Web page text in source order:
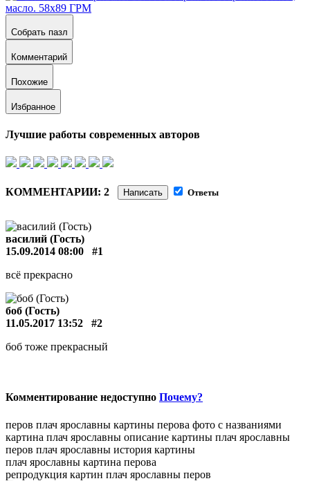
Собрать пазл
Комментарий
Похожие
Избранное
Лучшие работы современных авторов
КОММЕНТАРИИ: 2 Написать Ответы
василий (Гость)
15.09.2014 08:00
#1
всё прекрасно
боб (Гость)
11.05.2017 13:52
#2
боб тоже прекрасный
Комментирование недоступно Почему?
перов плач ярославны картины перова фото с названиями
картина плач ярославны описание картины плач ярославны
перов плач ярославны история картины
плач ярославны картина перова
репродукция картин плач ярославны перов